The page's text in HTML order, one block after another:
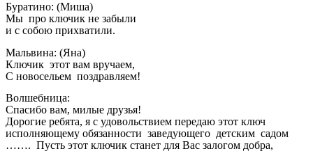
Буратино: (Миша)
Мы про ключик не забыли
и с собою прихватили.
Мальвина: (Яна)
Ключик этот вам вручаем,
С новосельем поздравляем!
Волшебница:
Спасибо вам, милые друзья!
Дорогие ребята, я с удовольствием передаю этот ключ
исполняющему обязанности заведующего детским садом
……. Пусть этот ключик станет для Вас залогом добра,